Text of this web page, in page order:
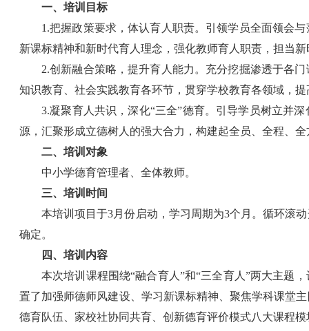
一、培训目标
1.把握政策要求，体认育人职责。引领学员全面领会
新课标精神和新时代育人理念，强化教师育人职责，担当
2.创新融合策略，提升育人能力。充分挖掘渗透于各
知识教育、社会实践教育各环节，贯穿学校教育各领域，
3.凝聚育人共识，深化“三全”德育。引导学员树立并
源，汇聚形成立德树人的强大合力，构建起全员、全程、
二、培训对象
中小学德育管理者、全体教师。
三、培训时间
本培训项目于3月份启动，学习周期为3个月。循环滚
确定。
四、培训内容
本次培训课程围绕“融合育人”和“三全育人”两大主题
置了加强师德师风建设、学习新课标精神、聚焦学科课堂
德育队伍、家校社协同共育、创新德育评价模式八大课程模